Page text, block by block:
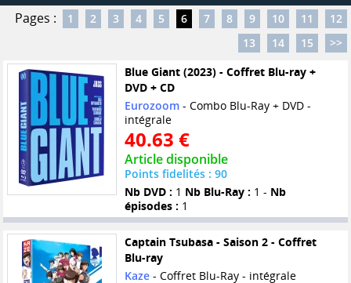
Pages :
1 2 3 4 5 6 7 8 9 10 11
12
13
14 15
>>
Blue Giant (2023) - Coffret Blu-ray +
DVD + CD
Eurozoom- Combo Blu-Ray + DVD -
intégrale
40.63 €
Article disponible
Points fidelités : 90
Nb DVD : 1 Nb Blu-Ray : 1 - Nb
épisodes : 1
Captain Tsubasa - Saison 2 - Coffret
Blu-ray
Kaze- Coffret Blu-Ray - intégrale